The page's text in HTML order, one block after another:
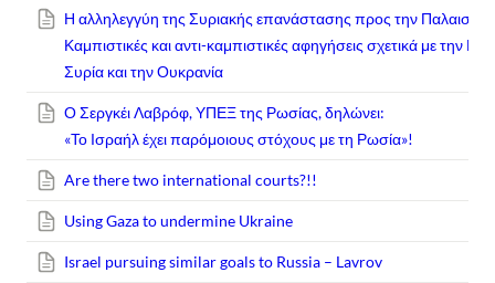
Η αλληλεγγύη της Συριακής επανάστασης προς την
Καμπιστικές και αντι-καμπιστικές αφηγήσεις σχετικά με την
Συρία και την Ουκρανία
Ο Σεργκέι Λαβρόφ, ΥΠΕΞ της Ρωσίας, δηλώνει:
«Το Ισραήλ έχει παρόμοιους στόχους με τη Ρωσία»!
Are there two international courts?!!
Using Gaza to undermine Ukraine
Israel pursuing similar goals to Russia – Lavrov